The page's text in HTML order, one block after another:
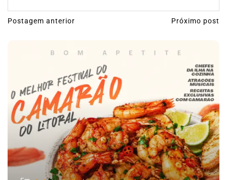
N
g
a
ç
o
d
Postagem anterior Próximo post